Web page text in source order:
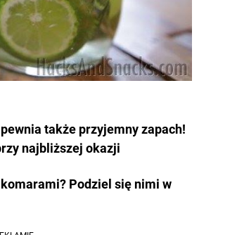
także przyjemny zapach!
najbliższej okazji
Podziel się nimi w